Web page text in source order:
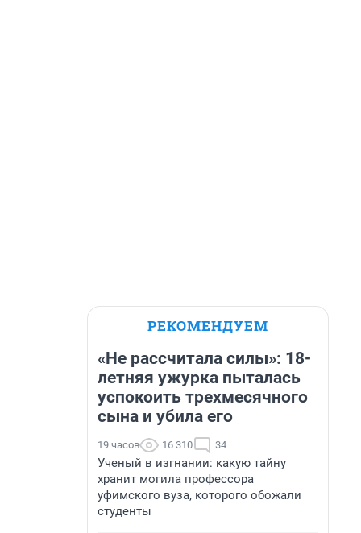
РЕКОМЕНДУЕМ
«Не рассчитала силы»: 18-
летняя ужурка пыталась
успокоить трехмесячного
сына и убила его
19 часов 16 310 34
Ученый в изгнании: какую тайну
хранит могила профессора
уфимского вуза, которого обожали
студенты